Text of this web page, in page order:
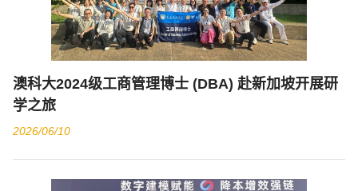
澳科大2024级工商管理博士 (DBA) 赴新加坡开展研
学之旅
2026/06/10